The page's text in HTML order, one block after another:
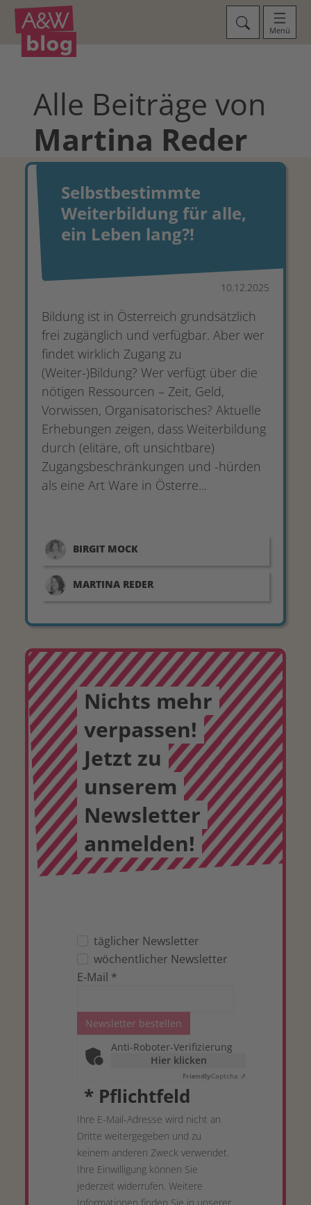
Menü
Alle Beiträge von
Martina Reder
Selbstbestimmte
Weiterbildung für alle,
ein Leben lang?!
Bildung ist in Österreich grundsätzlich
frei zugänglich und verfügbar. Aber wer
findet wirklich Zugang zu
(Weiter-)Bildung? Wer verfügt über die
nötigen Ressourcen – Zeit, Geld,
Vorwissen, Organisatorisches? Aktuelle
Erhebungen zeigen, dass Weiterbildung
durch (elitäre, oft unsichtbare)
Zugangsbeschränkungen und -hürden
als eine Art Ware in Österre...
BIRGIT MOCK
MARTINA REDER
10.12.2025
Nichts mehr
verpassen!
Jetzt zu
unserem
Newsletter
anmelden!
täglicher Newsletter
wöchentlicher Newsletter
E-Mail *
Newsletter bestellen
Anti-Roboter-Verifizierung
Hier klicken
FriendlyCaptcha ⇗
* Pflichtfeld
Ihre E-Mail-Adresse wird nicht an
Dritte weitergegeben und zu
keinem anderen Zweck verwendet.
Ihre Einwilligung können Sie
jederzeit widerrufen. Weitere